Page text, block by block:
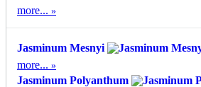
more...
Jasminum Mesnyi
more...
Jasminum Polyanthum